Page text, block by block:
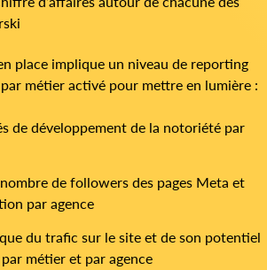
place implique un niveau de reporting
métier activé pour mettre en lumière :
de développement de la notoriété par
de followers des pages Meta et
par agence
du trafic sur le site et de son potentiel
métier et par agence